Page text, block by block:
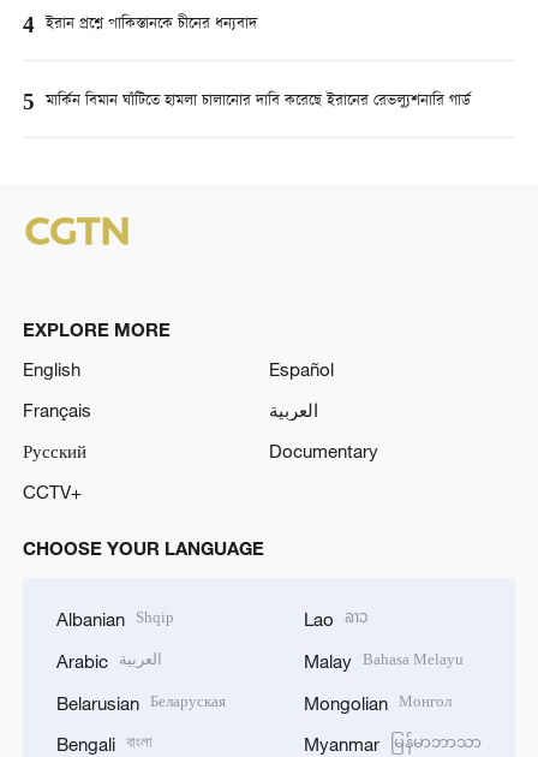
4 ইরান প্রশ্নে পাকিস্তানকে চীনের ধন্যবাদ
5 মার্কিন বিমান ঘাঁটিতে হামলা চালানোর দাবি করেছে ইরানের রেভল্যুশনারি গার্ড
EXPLORE MORE
English
Español
Français
العربية
Русский
Documentary
CCTV+
CHOOSE YOUR LANGUAGE
Albanian Shqip
Arabic العربية
Belarusian Беларуская
Bengali বাংলা
Lao ລາວ
Malay Bahasa Melayu
Mongolian Монгол
Myanmar မြန်မာဘာသာ